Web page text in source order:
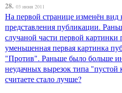
28. 03 июня 2011
На первой странице изменён вид
представления публикации.
случаной части первой
уменьшенная первая картинка
"Против". Раньше было больше
неудачных вырезок типа
считаете стало лучше?